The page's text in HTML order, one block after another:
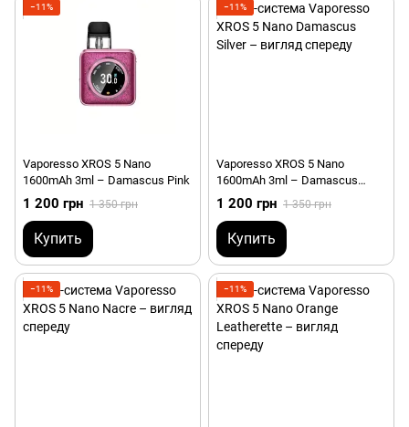
−11%
Vaporesso XROS 5 Nano
1600mAh 3ml – Damascus Pink
1 200 грн 1 350 грн
Купить
−11%
Vaporesso XROS 5 Nano
1600mAh 3ml – Damascus
Silver
1 200 грн 1 350 грн
Купить
−11% −11%